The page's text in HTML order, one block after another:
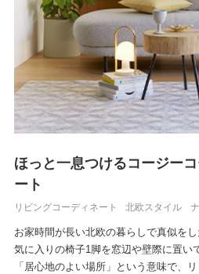
ほっと一息つけるコージー
ート
リビングコーディネート 北欧スタイル
お家時間が長い北欧の暮らしで真似を
気に入りの椅子1脚を窓辺や壁際に置い
「居心地のよい場所」という意味で、